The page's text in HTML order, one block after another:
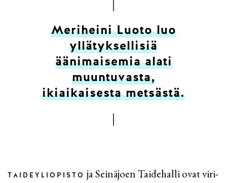
Meriheini Luoto luo
yllätyksellisiä
äänimaisemia alati
muuntuvasta,
ikiaikaisesta metsästä.
TAIDEYLIOPISTO
ja Seinä­joen Taide­halli ovat viri­